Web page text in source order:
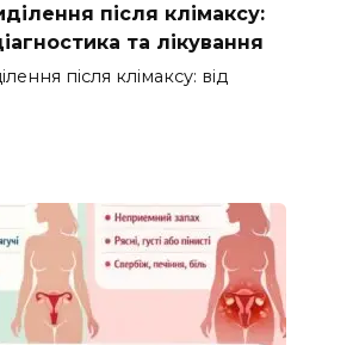
після клімаксу:
та лікування
після клімаксу: від